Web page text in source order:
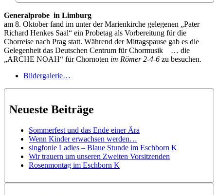
Generalprobe in Limburg
am 8. Oktober fand im unter der Marienkirche gelegenen „Pater
Richard Henkes Saal“ ein Probetag als Vorbereitung für die
Chorreise nach Prag statt. Während der Mittagspause gab es die
Gelegenheit das Deutschen Centrum für Chormusik … die
„ARCHE NOAH“ für Chornoten im Römer 2-4-6 zu besuchen.
Bildergalerie…
Neueste Beiträge
Sommerfest und das Ende einer Ära
Wenn Kinder erwachsen werden…
singfonie Ladies – Blaue Stunde im Eschborn K
Wir trauern um unseren Zweiten Vorsitzenden
Rosenmontag im Eschborn K